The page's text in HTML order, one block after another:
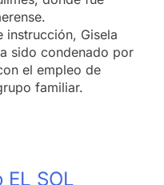
instrucción, Gisela
sido condenado por
el empleo de
familiar.
EL SOL